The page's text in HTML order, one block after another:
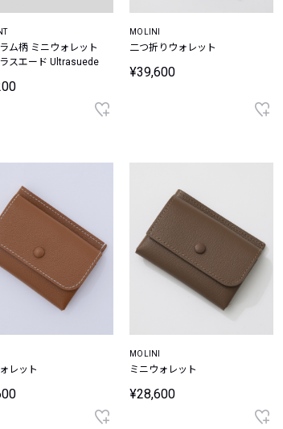
ム柄 ミニウォレット
スエード Ultrasuede
MOLINI
二つ折りウォレット
¥39,600
レット
MOLINI
ミニウォレット
¥28,600